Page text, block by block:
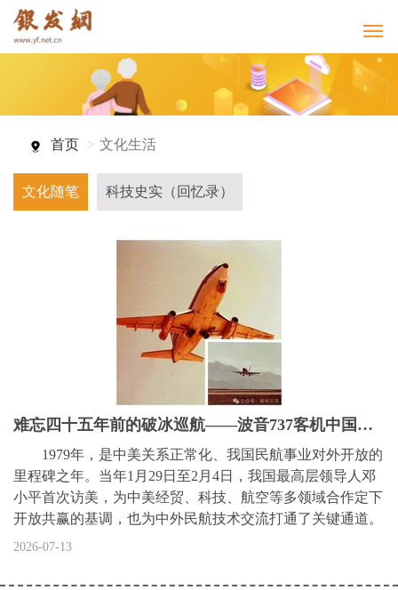
首页 文化生活
文化随笔 科技史实（回忆录）
难忘四十五年前的破冰巡航——波音737客机中国巡回示范飞行纪实
1979年，是中美关系正常化、我国民航事业对外开放的
里程碑之年。当年1月29日至2月4日，我国最高层领导人邓
小平首次访美，为中美经贸、科技、航空等多领域合作定下
开放共赢的基调，也为中外民航技术交流打通了关键通道。
2026-07-13